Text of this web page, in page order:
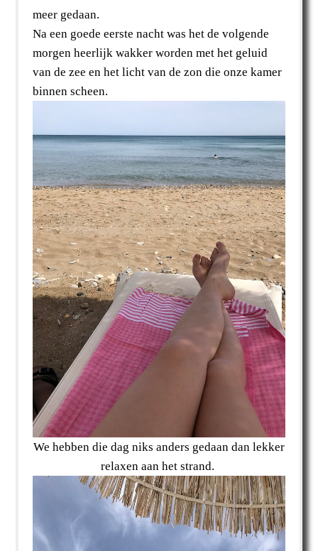
meer gedaan.
Na een goede eerste nacht was het de volgende
morgen heerlijk wakker worden met het geluid
van de zee en het licht van de zon die onze kamer
binnen scheen.
We hebben die dag niks anders gedaan dan lekker
relaxen aan het strand.